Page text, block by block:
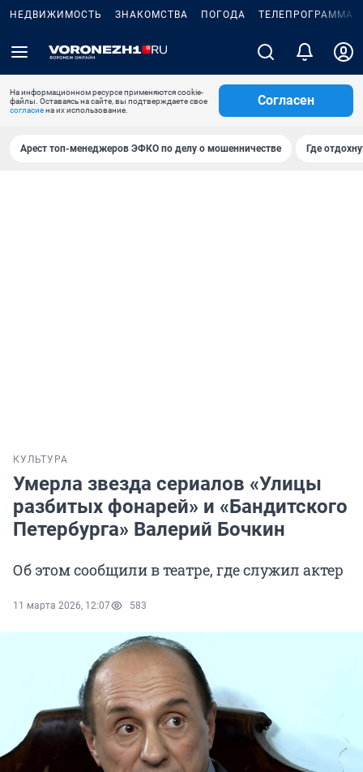
НЕДВИЖИМОСТЬ ЗНАКОМСТВА ПОГОДА ТЕЛЕПРОГРАММА
На информационном ресурсе применяются cookie-
файлы. Оставаясь на сайте, вы подтверждаете свое
согласиена их использование.
Согласен
Арест топ-менеджеров ЭФКО по делу о мошенничестве Где
КУЛЬТУРА
Умерла звезда сериалов «Улицы
разбитых фонарей» и «Бандитского
Петербурга» Валерий Бочкин
Об этом сообщили в театре, где служил актер
11 марта 2026, 12:07 583